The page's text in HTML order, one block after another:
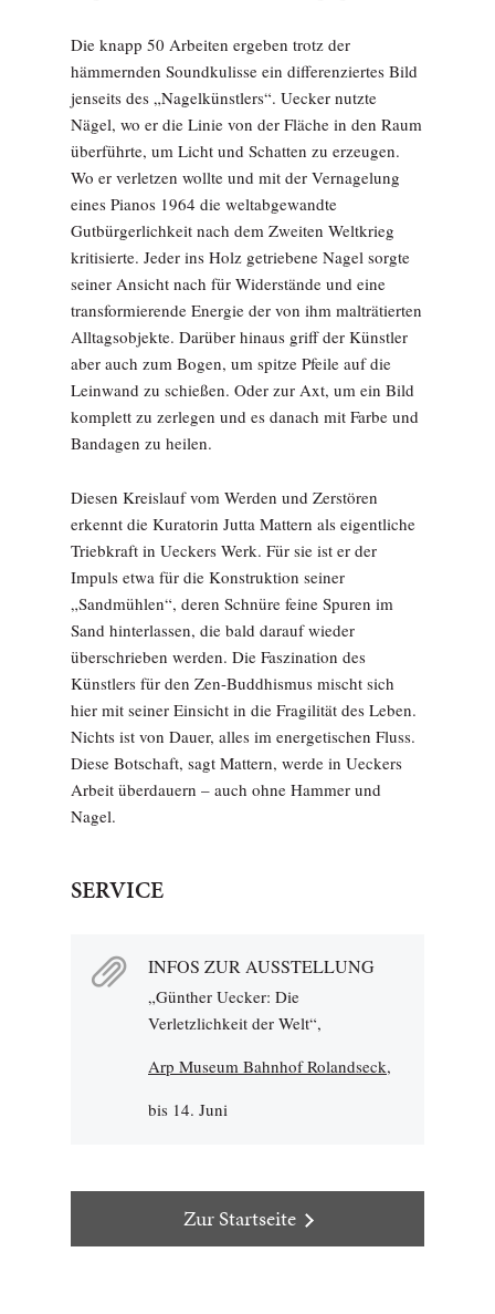
Die knapp 50 Arbeiten ergeben trotz der
hämmernden Soundkulisse ein differenziertes Bild
jenseits des „Nagelkünstlers“. Uecker nutzte
Nägel, wo er die Linie von der Fläche in den Raum
überführte, um Licht und Schatten zu erzeugen.
Wo er verletzen wollte und mit der Vernagelung
eines Pianos 1964 die weltabgewandte
Gutbürgerlichkeit nach dem Zweiten Weltkrieg
kritisierte. Jeder ins Holz getriebene Nagel sorgte
seiner Ansicht nach für Widerstände und eine
transformierende Energie der von ihm malträtierten
Alltagsobjekte. Darüber hinaus griff der Künstler
aber auch zum Bogen, um spitze Pfeile auf die
Leinwand zu schießen. Oder zur Axt, um ein Bild
komplett zu zerlegen und es danach mit Farbe und
Bandagen zu heilen.
Diesen Kreislauf vom Werden und Zerstören
erkennt die Kuratorin Jutta Mattern als eigentliche
Triebkraft in Ueckers Werk. Für sie ist er der
Impuls etwa für die Konstruktion seiner
„Sandmühlen“, deren Schnüre feine Spuren im
Sand hinterlassen, die bald darauf wieder
überschrieben werden. Die Faszination des
Künstlers für den Zen-Buddhismus mischt sich
hier mit seiner Einsicht in die Fragilität des Leben.
Nichts ist von Dauer, alles im energetischen Fluss.
Diese Botschaft, sagt Mattern, werde in Ueckers
Arbeit überdauern – auch ohne Hammer und
Nagel.
SERVICE
INFOS ZUR AUSSTELLUNG
„Günther Uecker: Die
Verletzlichkeit der Welt“,
Arp Museum Bahnhof Rolandseck,
bis 14. Juni
Zur Startseite